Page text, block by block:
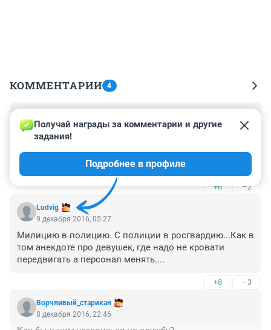
КОММЕНТАРИИ 4
9 декабря 2016, 09:22
Оооо как много коментов! Даже диванные эксперты
ничего не пишут в страхе, что за ними придут. Небось
оглядываются сейчас по сторонам, заклеивают
вебкамеру и достают батарею из сотового телефона
перед тем как убрать его в алюминиевую кастрюлю.
+6 –2
Ludvig
Получай награды за комментарии и другие
задания!
Подробнее в профиле
9 декабря 2016, 05:27
Милицию в полицию. С полиции в росгвардию...Как в
том анекдоте про девушек, где надо не кровати
передвигать а персонал менять....
+8 –3
Ворчливый_старикан
8 декабря 2016, 22:46